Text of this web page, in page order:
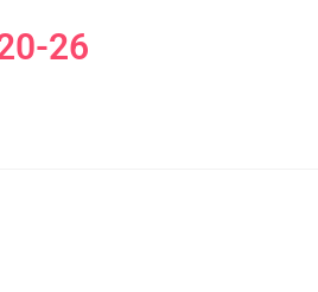
26